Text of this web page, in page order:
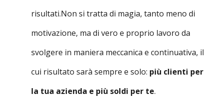
risultati.Non si tratta di magia, tanto meno di
motivazione, ma di vero e proprio lavoro da
svolgere in maniera meccanica e continuativa, il
cui risultato sarà sempre e solo: più clienti per
la tua azienda e più soldi per te.